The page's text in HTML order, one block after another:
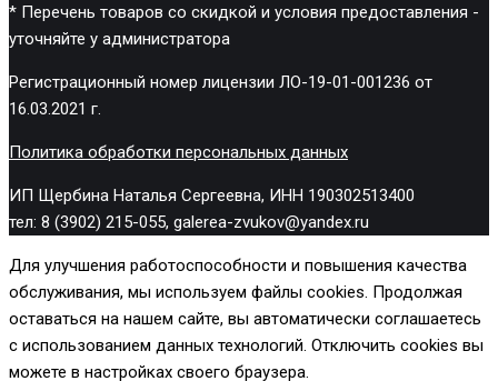
* Перечень товаров со скидкой и условия предоставления -
уточняйте у администратора
Регистрационный номер лицензии ЛО-19-01-001236 от
16.03.2021 г.
Политика обработки персональных данных
ИП Щербина Наталья Сергеевна, ИНН 190302513400
тел: 8 (3902) 215-055, galerea-zvukov@yandex.ru
Для улучшения работоспособности и повышения качества
обслуживания, мы используем файлы cookies. Продолжая
оставаться на нашем сайте, вы автоматически соглашаетесь
с использованием данных технологий. Отключить cookies вы
можете в настройках своего браузера.